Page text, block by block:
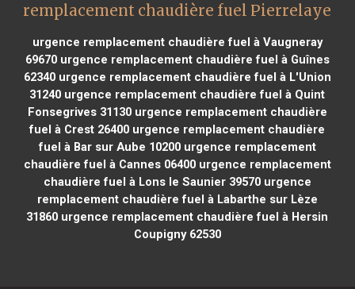
remplacement chaudière fuel Pierrelaye
urgence remplacement chaudière fuel à Vaugneray
69670urgence remplacement chaudière fuel à Guînes
62340urgence remplacement chaudière fuel à L'Union
31240 urgence remplacement chaudière fuel à Quint
Fonsegrives 31130urgence remplacement chaudière
fuel à Crest 26400 urgence remplacement chaudière
fuel à Bar sur Aube 10200urgence remplacement
chaudière fuel à Cannes 06400urgence remplacement
chaudière fuel à Lons le Saunier 39570urgence
remplacement chaudière fuel à Labarthe sur Lèze
31860 urgence remplacement chaudière fuel à Hersin
Coupigny 62530